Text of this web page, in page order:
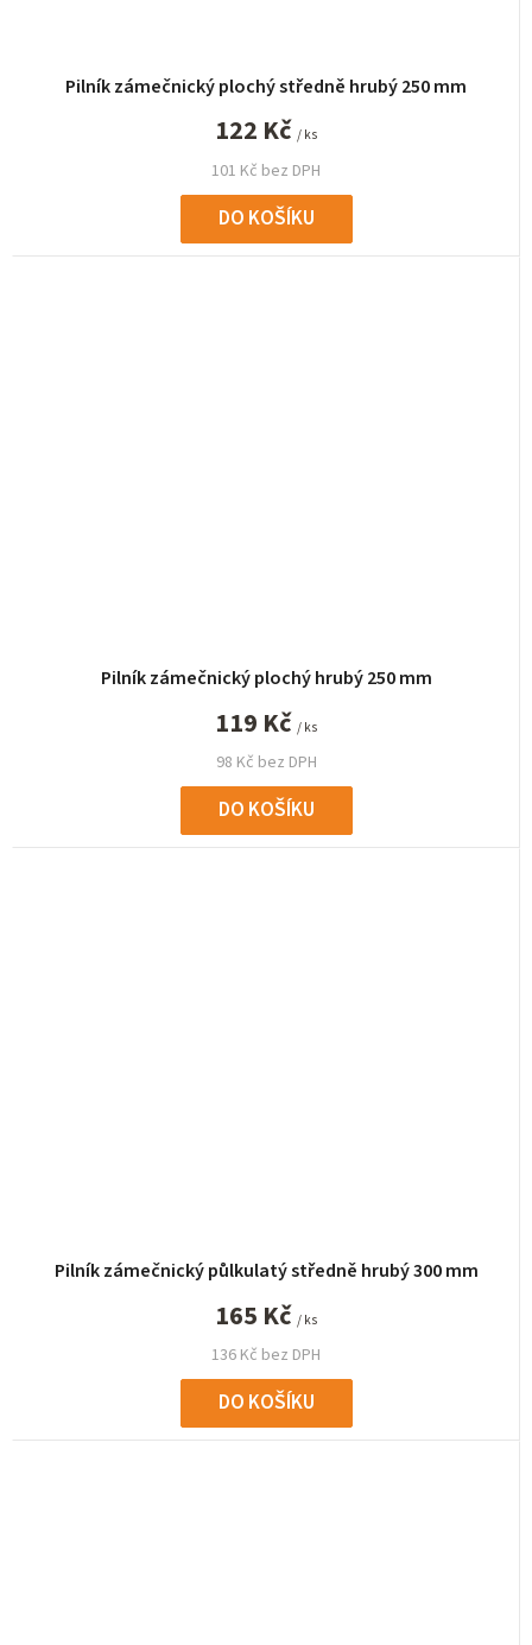
Pilník zámečnický plochý středně hrubý 250 mm
101 Kč bez DPH
122 Kč / ks
DO KOŠÍKU
Pilník zámečnický plochý hrubý 250 mm
98 Kč bez DPH
119 Kč / ks
DO KOŠÍKU
Pilník zámečnický půlkulatý středně hrubý 300 mm
136 Kč bez DPH
165 Kč / ks
DO KOŠÍKU